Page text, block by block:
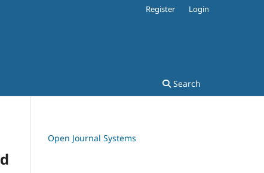
Search
Register Login
Open Journal Systems